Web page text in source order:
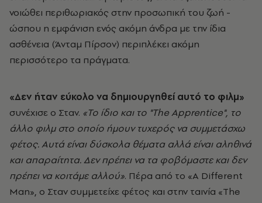
νοιώθει περιθωριακός στην προσωπική του ζωή -
ώσπου η εμφάνιση ενός ακόμη άνδρα με την ίδια
ασθένεια (Άνταμ Πίρσον) περιπλέκει ακόμη
περισσότερο τα πράγματα.
«Δεν ήταν εύκολο να δημιουργηθεί αυτό το φιλμ»
συνέχισε ο Σταν. «Το ίδιο και το "The Apprentice", το
άλλο φιλμ στο οποίο ήμουν τυχερός να συμμετάσχω
φέτος. Αυτά είναι δύσκολα θέματα αλλά είναι αληθινά
και απαραίτητα. Δεν πρέπει να τα φοβόμαστε και δεν
πρέπει να κοιτάμε αλλού». Πέρα από το «A Different
Man», ο Σταν συμμετείχε φέτος και στην ταινία «The